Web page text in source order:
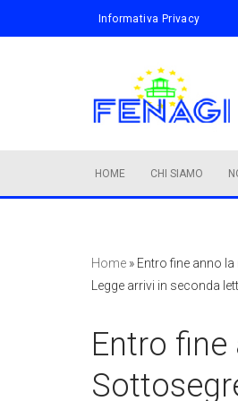
Informativa Privacy
HOME CHI SIAMO
Home » Entro fine anno
Legge arrivi in seconda
Entro fine